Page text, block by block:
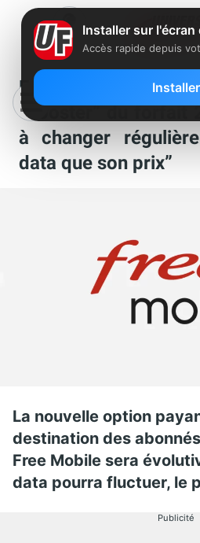
Free Mobile : la
“booster” du forfait
à changer
data que son prix”
La nouvelle option
destination des
Free Mobile sera
data pourra fluctuer, le
Publicité
Installer sur l'écran
Accès rapide depuis
Installer